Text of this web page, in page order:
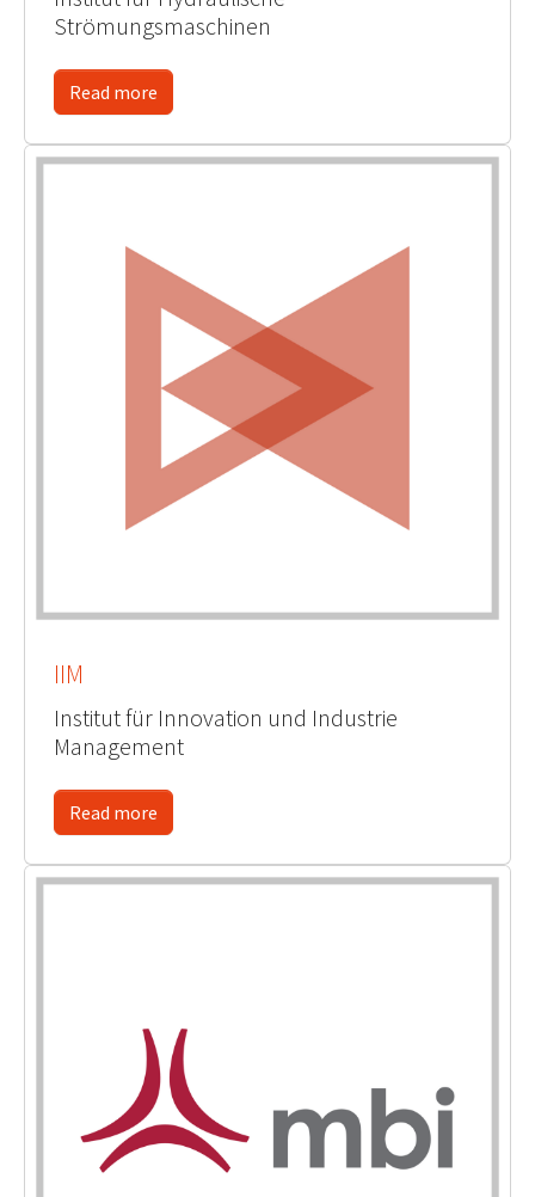
Strömungsmaschinen
Read more
IIM
Institut für Innovation und Industrie
Management
Read more